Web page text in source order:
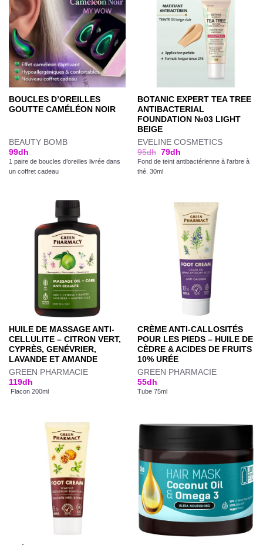
BOUCLES D’OREILLES
GOUTTE CAMÉLÉON NOIR
BEAUTY BOMB
99dh
1 paire de boucles d’oreilles livrée dans
un coffret cadeau
BOTANIC EXPERT TEA TREE
ANTIBACTERIAL
FOUNDATION №03 LIGHT
BEIGE
EVELINE COSMETICS
95dh 79dh
Fond de teint antibactérienne à l'arbre à
thé. 30ml
HUILE DE MASSAGE ANTI-
CELLULITE – CITRON VERT,
CYPRÈS, GENÉVRIER,
LAVANDE ET AMANDE
GREEN PHARMACIE
119dh
Flacon 200ml
CRÈME ANTI-CALLOSITÉS
POUR LES PIEDS – HUILE DE
CÈDRE & ACIDES DE FRUITS
10% URÉE
GREEN PHARMACIE
55dh
Tube 75ml